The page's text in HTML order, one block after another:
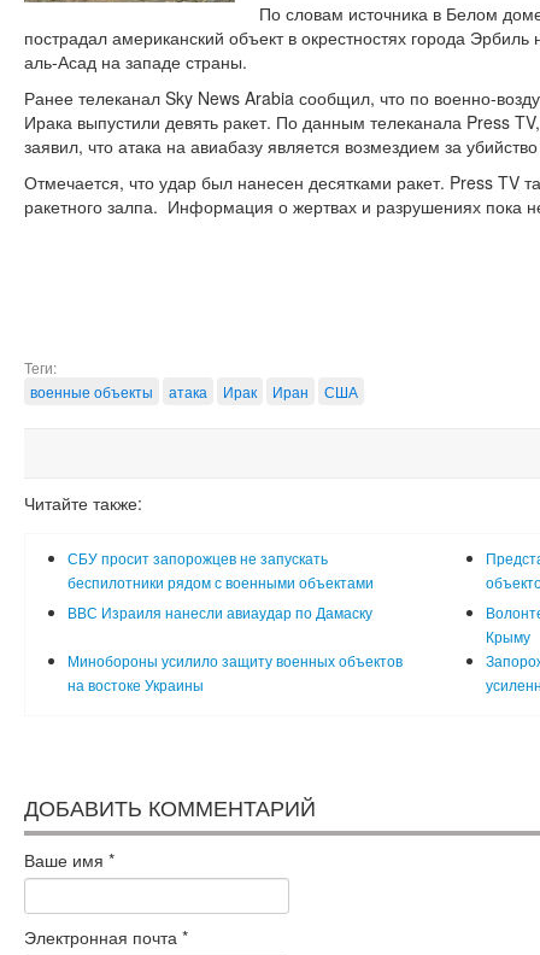
По словам источника в Белом
пострадал американский объект в окрестностях города
аль-Асад на западе страны.
Ранее телеканал Sky News Arabia сообщил, что по военно-
Ирака выпустили девять ракет. По данным телеканала Press
заявил, что атака на авиабазу является возмездием за
Отмечается, что удар был нанесен десятками ракет. Press TV
ракетного залпа. Информация о жертвах и разрушениях пока
Теги:
военные объекты
атака Ирак Иран США
Читайте также:
СБУ просит запорожцев не запускать
беспилотники рядом с военными объектами
ВВС Израиля нанесли авиаудар по Дамаску
Крыму
Минобороны усилило защиту военных объектов
на востоке Украины
ДОБАВИТЬ КОММЕНТАРИЙ
Ваше имя *
Электронная почта *